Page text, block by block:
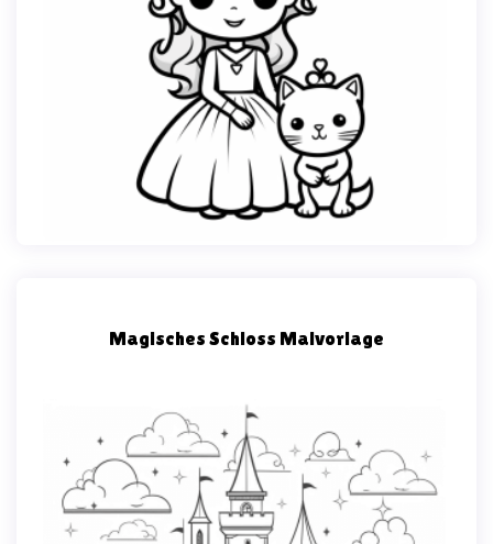
Magisches Schloss Malvorlage